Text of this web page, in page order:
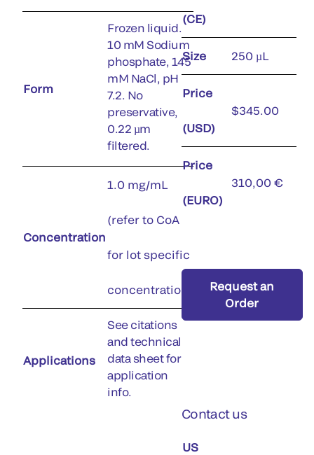
Form
Frozen liquid.
10 mM Sodium
phosphate, 145
mM NaCl, pH
7.2. No
preservative,
0.22 µm
filtered.
Concentration
1.0 mg/mL
(refer to CoA
for lot specific
concentration)
Applications
See citations
and technical
data sheet for
application
info.
(CE)
Size 250 µL
Price
(USD)
$345.00
Price
(EURO)
310,00 €
Request an
Order
Contact us
US